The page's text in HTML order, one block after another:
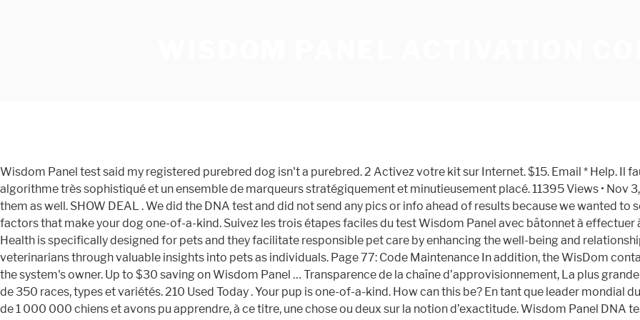
Wisdom Panel test said my registered purebred dog isn't a purebred. 2 Activez votre kit sur Internet. $15. Email * Help. Il faut également une base de données de races exhaustive, un algorithme très sophistiqué et un ensemble de marqueurs stratégiquement et minutieusement placé. 11395 Views • Nov 3, 2017 • FAQ. Enter and space open menus and escape closes them as well. SHOW DEAL . We did the DNA test and did not send any pics or info ahead of results because we wanted to see how they did. Wisdom Panel Premium reveals the genetic factors that make your dog one-of-a-kind. Suivez les trois étapes faciles du test Wisdom Panel avec bâtonnet à effectuer à la maison. 100% Success; share; GET DEAL . Wisdom Health is specifically designed for pets and they facilitate responsible pet care by enhancing the well-being and relationship between pets, pet owners, breeders, shelters and veterinarians through valuable insights into pets as individuals. Page 77: Code Maintenance In addition, the WisDom contains the following special codes: Grand Master Code: Used by the system's owner. Up to $30 saving on Wisdom Panel … Transparence de la chaîne d’approvisionnement, La plus grande base de données de races au monde, Identification de plus de 350 races, types et variétés. 210 Used Today . Your pup is one-of-a-kind. How can this be? En tant que leader mondial du test génétique canin, nous avons déjà analysé l’ADN de plus de 1 000 000 chiens et avons pu apprendre, à ce titre, une chose ou deux sur la notion d’exactitude. Wisdom Panel DNA tests can provide you with breed identification, a customised online report and a detailed doggy family tree going back three generations. Below the question ‘Whose DNA will this kit be testing?’, select ‘Mine’ if the kit is intended for your DNA: Note: If you activate a DNA kit for someone else's DNA, make sure you select ‘Someone else’s'. 208 Used Today. Au travers des tests génétiques pour chiens et pour chats, nous souhaitons faire avancer la science et améliorer ainsi la vie de tous les animaux de compagnie pour que leurs propriétaires puissent les aimer aussi longtemps que possible. Par ailleurs, nous utilisons des puces à ADN Illumina® Infinium® spécifiquement conçues pour ce type d’activité. Wisdom Panel Upgrade Discount Code; Wisdom Panel Uk Discount; Wisdom Panel 10 Off; Wisdom Panel Military Discount; Wisdom Panel Promo; Wisdom Panel FAQs - by Getrefe Team. En connaissant son patrimoine génétique, vous pourrez mieux comprendre certains de ses comportements et obtenir de précieuses informations sur lui. Wisdom Panel has $500.00 of my money and until test 5 I sang their praises! I would like a printed copy of my report. $30 OFF DEAL. The report will give you extensive information about each breed and breed group found, as well as a predicted weight profile and potentially life-saving drug sensitivity screening for MDR1. The system is supervised, meaning that the panel checks the status of each sensor to detect problems. La précision ne se limite pas à un simple nombre de marqueurs génétiques. Nous mettons à votre disposition, sur Internet, un rapport entièrement personnalisé qui expose, dans les détails, l’analyse génétique de votre chien, l’estimation de son poids idéal, ses résultats au test de sensibilité médicamenteuse, mais aussi bien d’autres informations utiles ! Bookmark this page and keep checking back to find new Wisdom Panel promo codes. Cyber Monday Special: Get $40 off on Wisdom Panel Health test when you reveal this coupon code. They swear they are correct. Hot Wisdom Panel Discount: Do genetic analysis, identification and testing of your dogs using Canine Genetic Breeding Analysis product available for $129.99. 10% off any order @ Wisdom Panel Coupons . $30 off at Wisdom Panel . She came back 50% mini American Shepherd, 20% Aussie Shepherd, 20% Cattle Dog, 5% Newfoundland, … 15% OFF. Wisdom Panel coupon codes and deals give you the best possible prices when shop at wisdompanel.com. My dog just died. Does Wisdom Panel test for wolf or coyote? Get big discounts with 32 Wisdom Panel coupons for January 2021, including 17 Wisdom Panel promo codes & 15 deals. Chez WISDOM HEALTHTM, science et recherche vétérinaires sont au cœur de notre entreprise. Please enter the email you used to create your account when you activated your kit. Mais vous saviez déjà cela. Very important for the vet to know so I am crediting Wisdom Panel for potentially saving my We bought a mix puppy and we’re told she was Mini American Shepherd and Cattle dog. Vous pouvez ensuite partager ces informations avec votre vétérinaire et en tirer parti pour mettre en place un entraînement physique, un régime alimentaire ou même un plan de soins sur le long terme. Submit. Traits. $35 off. Grâce aux tests génétiques, vous déterminez les races des ancêtres de votre chien pour connaître les maladies qui leur sont spécifiques et protégez ainsi la santé et le bonheur de votre animal. IDENTIFICATION DE RACES. 100% Success; share; GET DEAL . … WISDOM PANEL TM 2.0. Contact Us. Trois étapes simples... 1 Recueillez l’ADN de votre chien à l’aide d'un écouvillon. Wisdom Health n’est ni parrainé ni affilié à la société Illumina. There is zero chance the 5th test was accurate which, as it happens, is the same percentage that they will back their product. How do I activate my dog's sample? For availing the latest Wisdom Panel UK Discount Code ,Promo Code and offers, you can visit this Wisdom Panel UK coupon page often. Wisdom Panel is a division of MARS incorporated, the manufacturers of Pedigree and Royal Canin. 7224 Views • Nov 3, 2017 • FAQ. 12801 Views • Nov 3, 2017 • FAQ. Verified 2 days ago. Rien de plus simple que le test génétique d’identification de races et de dépistage santé. Deal. Phone. Expired Promo code Try code. That means there’s no better way to learn about your dog’s breed and family origin than with Wisdom Panel™ products. Left and right arrows move across top level links and expand / close menus in sub levels. Verified and Tested. More than any other dog DNA test. 100% Success; share; GET CODE . You'll unlock ancestry, traits, and key health insights unique to your pup with a simple swab of the cheek. 15% OFF. Up and Down arrows will open main level menus and toggle through sub tier links. Hurry to grab them all and use it during check out for extra savings! 5 1. 201 Used Today. 10% Off Promo Code @ Wisdom Panel Coupons . Feel free to write your sample ID in place of the confirmation number on the swab envelope. Wisdom Panel Promo Code & Coupon Wisdom Panel Coupon Codes & Discount Codes - Updated December 2020. 10